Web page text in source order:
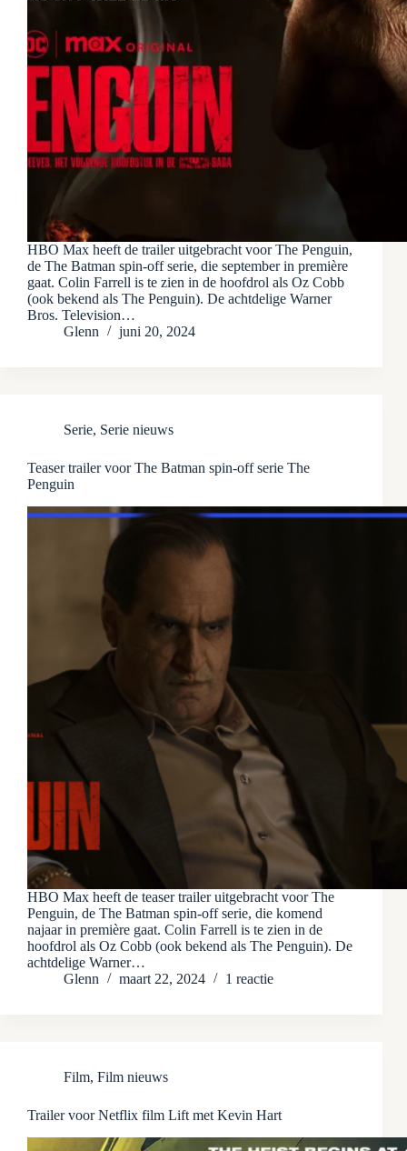
HBO Max heeft de trailer uitgebracht voor The Penguin,
de The Batman spin-off serie, die september in première
gaat. Colin Farrell is te zien in de hoofdrol als Oz Cobb
(ook bekend als The Penguin). De achtdelige Warner
Bros. Television…
Glenn
juni 20, 2024
Serie, Serie nieuws
Teaser trailer voor The Batman spin-off serie The
Penguin
HBO Max heeft de teaser trailer uitgebracht voor The
Penguin, de The Batman spin-off serie, die komend
najaar in première gaat. Colin Farrell is te zien in de
hoofdrol als Oz Cobb (ook bekend als The Penguin). De
achtdelige Warner…
Glenn
maart 22, 2024 1 reactie
Film, Film nieuws
Trailer voor Netflix film Lift met Kevin Hart